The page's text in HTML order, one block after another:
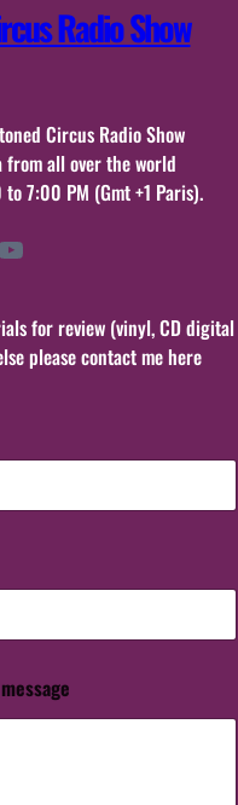
Radio Show
Circus Radio Show
from all over the world
to 7:00 PM (Gmt +1 Paris).
YouTube
for review (vinyl, CD digital
please contact me here